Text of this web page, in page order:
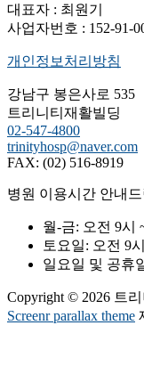
대표자 : 최원기
사업자번호 : 152-91-
개인정보처리방침
강남구 봉은사로 535
트리니티재활빌딩
02-547-4800
trinityhosp@naver.com
FAX: (02) 516-8919
병원 이용시간 안내
월-금: 오전 9시
토요일: 오전 9
일요일 및 공휴
Copyright © 2026 트
Screenr parallax theme